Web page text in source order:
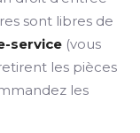
sont libres de
service (vous
les pièces
les